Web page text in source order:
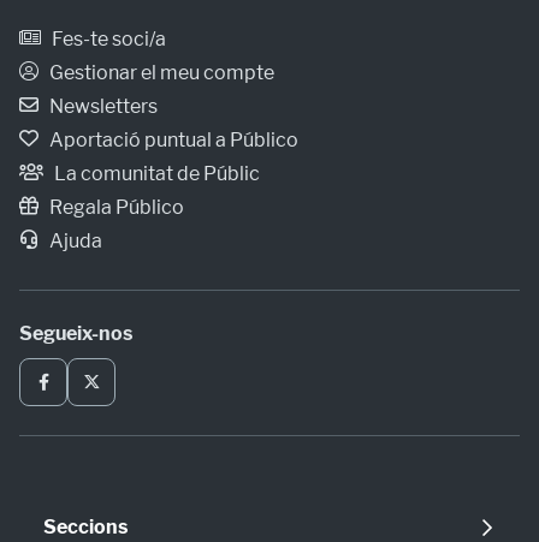
Fes-te soci/a
Gestionar el meu compte
Newsletters
Aportació puntual a Público
La comunitat de Públic
Regala Público
Ajuda
Segueix-nos
Seccions